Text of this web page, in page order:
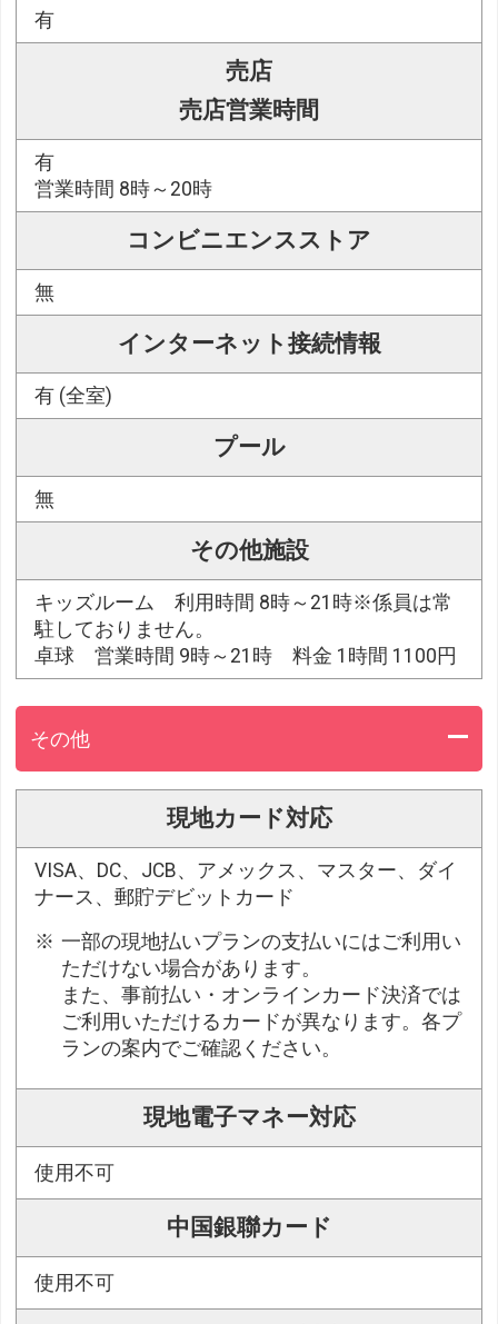
有
売店
売店営業時間
有
営業時間 8時～20時
コンビニエンスストア
無
インターネット接続情報
有 (全室)
プール
無
その他施設
キッズルーム 利用時間 8時～21時※係員は常
駐しておりません。
卓球 営業時間 9時～21時 料金 1時間 1100円
その他
現地カード対応
VISA、DC、JCB、アメックス、マスター、ダイ
ナース、郵貯デビットカード
一部の現地払いプランの支払いにはご利用い
ただけない場合があります。
また、事前払い・オンラインカード決済では
ご利用いただけるカードが異なります。各プ
ランの案内でご確認ください。
現地電子マネー対応
使用不可
中国銀聯カード
使用不可